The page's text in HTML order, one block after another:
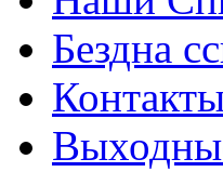
Бездна